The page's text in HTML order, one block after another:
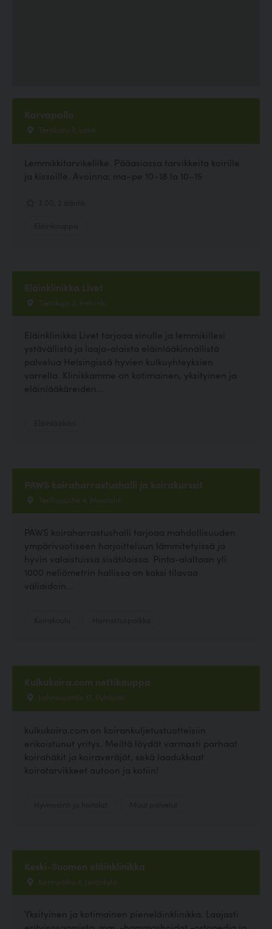
Karvapallo
Teräkatu 3, Lahti
Lemmikkitarvikeliike. Pääasiassa tarvikkeita koirille
ja kissoille. Avoinna: ma–pe 10–18 la 10–15
Eläinklinikka Livet
Tietokuja 2, Helsinki
Eläinklinikka Livet tarjoaa sinulle ja lemmikillesi
ystävällistä ja laaja-alaista eläinlääkinnällistä
palvelua Helsingissä hyvien kulkuyhteyksien
varrella. Klinikkamme on kotimainen, yksityinen ja
eläinlääkäreiden...
PAWS koiraharrastushalli ja koirakurssit
Teollisuustie 4, Maalahti
PAWS koiraharrastushalli tarjoaa mahdollisuuden
ympärivuotiseen harjoitteluun lämmitetyissä ja
hyvin valaistuissa sisätiloissa. Pinta-alaltaan yli
1000 neliömetrin hallissa on kaksi tilavaa
väliaidoin...
Kulkukoira.com nettikauppa
Lahnaojantie 17, Pyhäjoki
kulkukoira.com on koirankuljetustuotteisiin
erikoistunut yritys. Meiltä löydät varmasti parhaat
koirahäkit ja koiraveräjät, sekä laadukkaat
koiratarvikkeet autoon ja kotiin!
Keski-Suomen eläinklinikka
Kirrinpolku 4, Jyväskylä
Yksityinen ja kotimainen pieneläinklinikka. Laajasti